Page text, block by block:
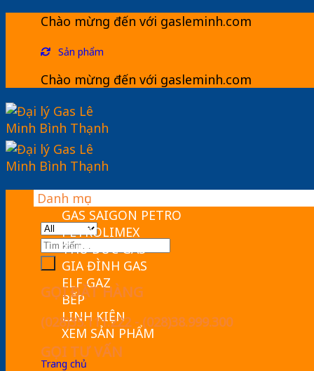
content
Chào mừng đến với gasleminh.com
Sản phẩm
Chào mừng đến với gasleminh.com
Tìm
kiếm:
GỌI ĐẶT HÀNG
(028)35.111.222 - (028)38.999.300
GỌI TƯ VẤN
Danh mục
GAS SAIGON PETRO
PETROLIMEX
THỦ ĐỨC GAS
GIA ĐÌNH GAS
ELF GAZ
BẾP
LINH KIỆN
XEM SẢN PHẨM
Trang chủ